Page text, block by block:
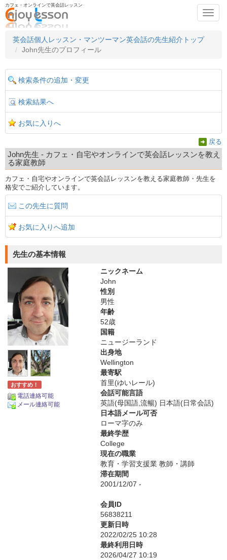
カフェ・オンラインで英会話レッスン
英会話個人レッスン・マンツーマン英会話の先生紹介トップ
John先生のプロフィール
検索条件の追加・変更
検索結果へ
お気に入りへ
戻る
John先生 - カフェ・自宅やオンラインで英会話レッスンを教え
る家庭教師
カフェ・自宅やオンラインで英会話レッスンを教える家庭教師・先生を
格安でご紹介しています。
この先生に質問
お気に入りへ追加
先生の基本情報
おすすめ！
電話連絡可能
メール連絡可能
ニックネーム
John
性別
男性
年齢
52歳
国籍
ニュージーランド
出身地
Wellington
最寄駅
首里(ゆいレール)
会話可能言語
英語(母国語,流暢) 日本語(日常会話)
日本語メール可否
ローマ字のみ
最終学歴
College
現在の職業
教育・学習支援業 教師・講師
滞在期間
2001/12/07 -
会員ID
56838211
更新日時
2022/02/25 10:28
最終利用日時
2026/04/27 10:19